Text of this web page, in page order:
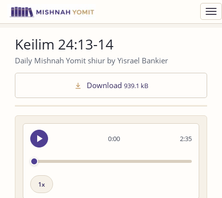
Keilim 24:13-14
Daily Mishnah Yomit shiur by Yisrael Bankier
Download 939.1 kB
0:00
Seek
audio
2:35
Playback